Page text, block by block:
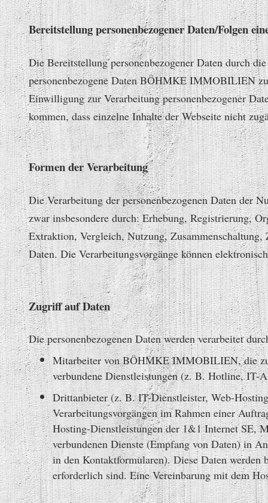
Bereitstellung personenbezogener Daten/Folgen
Die Bereitstellung personenbezogener Daten durch
personenbezogene Daten BÖHMKE IMMOBILIEN
Einwilligung zur Verarbeitung personenbezogener
kommen, dass einzelne Inhalte der Webseite nicht
Formen der Verarbeitung
Die Verarbeitung der personenbezogenen Daten der
zwar insbesondere durch: Erhebung, Registrierung,
Extraktion, Vergleich, Nutzung,
Daten. Die Verarbeitungsvorgänge können
Zugriff auf Daten
Die personenbezogenen Daten werden verarbeitet
Mitarbeiter von BÖHMKE IMMOBILIEN, die
verbundene Dienstleistungen (z. B. Hotline, IT-
Drittanbieter (z. B. IT-Dienstleister, Web-
Verarbeitungsvorgängen im Rahmen einer
Hosting-Dienstleistungen der 1&1 Internet SE,
verbundenen Dienste (Empfang von Daten) in
in den Kontaktformularen). Diese Daten
erforderlich sind. Eine Vereinbarung mit dem